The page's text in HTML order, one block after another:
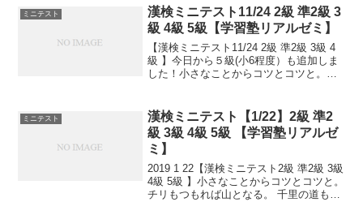
書類お渡し致します。連絡は塾で直接言
っていた...
ミニテスト
漢検ミニテスト11/24 2級 準2級 3
級 4級 5級【学習塾リアルゼミ】
【漢検ミニテスト11/24 2級 準2級 3級 4
級 】今日から５級(小6程度）も追加しま
した！小さなことからコツとコツと。チ
少しずつ覚えよう！
ミニテスト
漢検ミニテスト【1/22】2級 準2
級 3級 4級 5級 【学習塾リアルゼ
ミ】
2019 1 22【漢検ミニテスト2級 準2級 3級
4級 5級 】小さなことからコツとコツと。
チリもつもれば山となる。 千里の道も一